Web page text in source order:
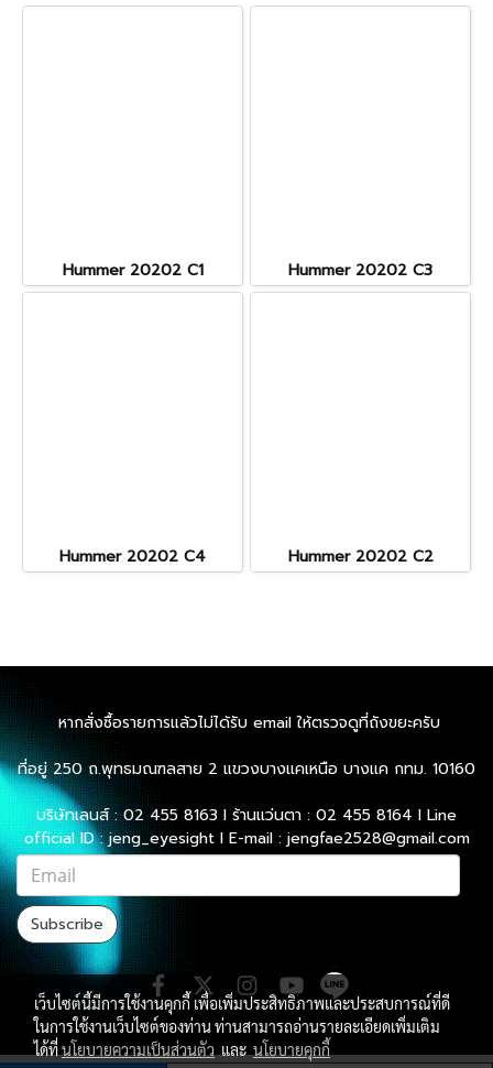
Hummer 20202 C1 Hummer 20202 C3
Hummer 20202 C4 Hummer 20202 C2
หากสั่งซื้อรายการแล้วไม่ได้รับ email ให้ตรวจดูที่ถังขยะครับ
ที่อยู่ 250 ถ.พุทธมณฑลสาย 2 แขวงบางแคเหนือ บางแค กทม. 10160
บริษัทเลนส์ : 02 455 8163 l ร้านแว่นตา : 02 455 8164 l Line
official ID : jeng_eyesight l E-mail : jengfae2528@gmail.com
Subscribe
เว็บไซต์นี้มีการใช้งานคุกกี้ เพื่อเพิ่มประสิทธิภาพและประสบการณ์ที่ดี
ในการใช้งานเว็บไซต์ของท่าน ท่านสามารถอ่านรายละเอียดเพิ่มเติม
ได้ที่นโยบายความเป็นส่วนตัว และ นโยบายคุกกี้